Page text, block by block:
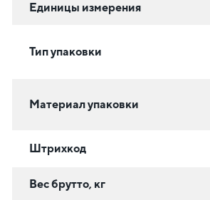
Единицы измерения
Тип упаковки
Материал упаковки
Штрихкод
Вес брутто, кг